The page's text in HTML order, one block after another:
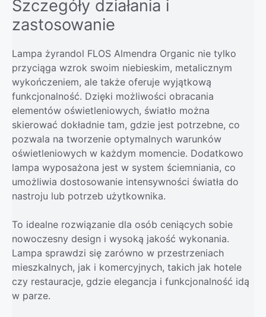
Szczegóły działania i
zastosowanie
Lampa żyrandol FLOS Almendra Organic nie tylko
przyciąga wzrok swoim niebieskim, metalicznym
wykończeniem, ale także oferuje wyjątkową
funkcjonalność. Dzięki możliwości obracania
elementów oświetleniowych, światło można
skierować dokładnie tam, gdzie jest potrzebne, co
pozwala na tworzenie optymalnych warunków
oświetleniowych w każdym momencie. Dodatkowo
lampa wyposażona jest w system ściemniania, co
umożliwia dostosowanie intensywności światła do
nastroju lub potrzeb użytkownika.
To idealne rozwiązanie dla osób ceniących sobie
nowoczesny design i wysoką jakość wykonania.
Lampa sprawdzi się zarówno w przestrzeniach
mieszkalnych, jak i komercyjnych, takich jak hotele
czy restauracje, gdzie elegancja i funkcjonalność idą
w parze.